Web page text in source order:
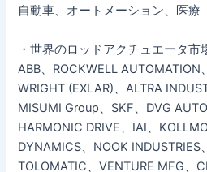
自動車、オートメーション、医療
・世界のロッドアクチュエータ市
ABB、ROCKWELL AUTOMATION
WRIGHT (EXLAR)、ALTRA
MISUMI Group、SKF、DVG
HARMONIC DRIVE、IAI、
DYNAMICS、NOOK INDUSTRIES
TOLOMATIC、VENTURE MFG、